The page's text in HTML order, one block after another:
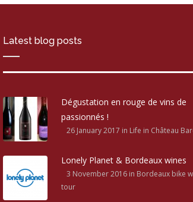
Latest blog posts
Dégustation en rouge de vins de
passionnés !
26 January 2017 in Life in Château
Lonely Planet & Bordeaux wines
3 November 2016in Bordeaux bike
tour